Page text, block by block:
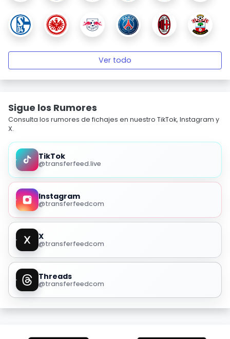
Ver todo
Sigue los Rumores
Consulta los rumores de fichajes en nuestro TikTok, Instagram y
X.
TikTok
@transferfeed.live
Instagram
@transferfeedcom
X
@transferfeedcom
Threads
@transferfeedcom